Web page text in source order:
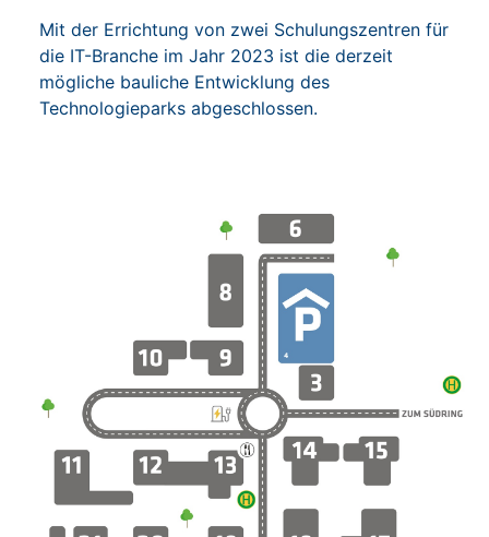
Mit der Errichtung von zwei Schulungszentren für
die IT-Branche im Jahr 2023 ist die derzeit
mögliche bauliche Entwicklung des
Technologieparks abgeschlossen.